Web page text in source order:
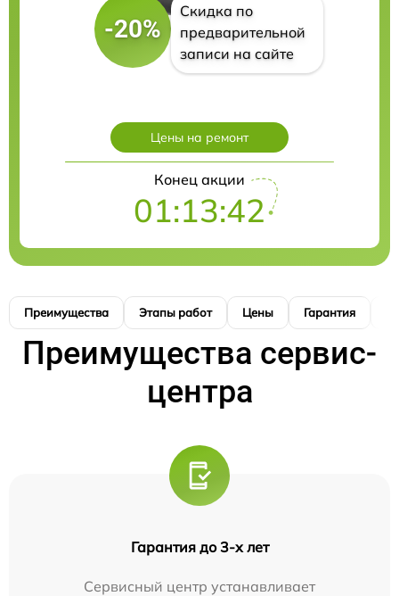
-20%
Скидка по
предварительной
записи на сайте
Цены на ремонт
Конец акции
01:13:41
Преимущества Этапы работ Цены Гарантия
Преимущества сервис-
центра
Гарантия до 3-х лет
Сервисный центр устанавливает